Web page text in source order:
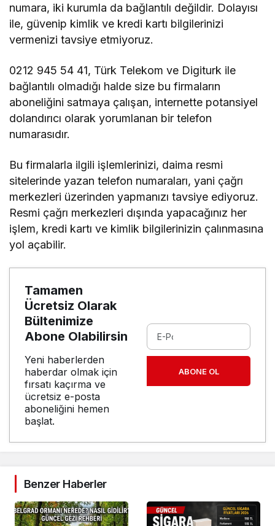
numara, iki kurumla da bağlantılı değildir. Dolayısı
ile, güvenip kimlik ve kredi kartı bilgilerinizi
vermenizi tavsiye etmiyoruz.
0212 945 54 41, Türk Telekom ve Digiturk ile
bağlantılı olmadığı halde size bu firmaların
aboneliğini satmaya çalışan, internette potansiyel
dolandırıcı olarak yorumlanan bir telefon
numarasıdır.
Bu firmalarla ilgili işlemlerinizi, daima resmi
sitelerinde yazan telefon numaraları, yani çağrı
merkezleri üzerinden yapmanızı tavsiye ediyoruz.
Resmi çağrı merkezleri dışında yapacağınız her
işlem, kredi kartı ve kimlik bilgilerinizin çalınmasına
yol açabilir.
Tamamen
Ücretsiz Olarak
Bültenimize
Abone Olabilirsin
Yeni haberlerden
haberdar olmak için
fırsatı kaçırma ve
ücretsiz e-posta
aboneliğini hemen
başlat.
ABONE OL
Benzer Haberler